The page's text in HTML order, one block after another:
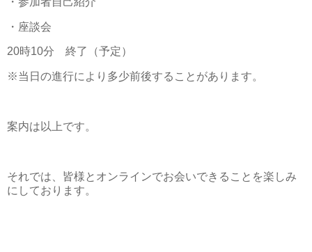
・座談会
20時10分 終了（予定）
※当日の進行により多少前後することがあります。
案内は以上です。
それでは、皆様とオンラインでお会いできることを楽しみ
にしております。